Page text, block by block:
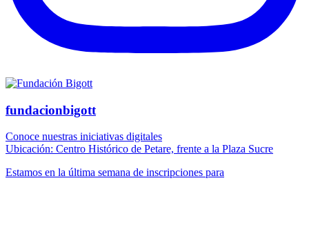
fundacionbigott
Conoce nuestras iniciativas digitales
Ubicación: Centro Histórico de Petare, frente a la Plaza Sucre
Estamos en la última semana de inscripciones para